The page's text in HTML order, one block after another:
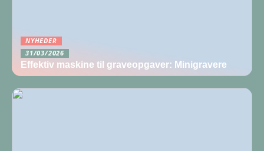
NYHEDER
31/03/2026
Effektiv maskine til graveopgaver: Minigravere